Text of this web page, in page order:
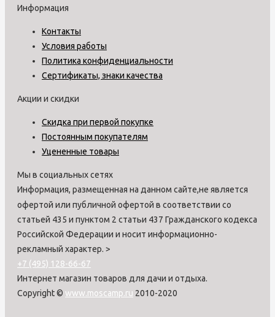
Информация
Контакты
Условия работы
Политика конфиденциальности
Сертификаты, знаки качества
Акции и скидки
Скидка при первой покупке
Постоянным покупателям
Уцененные товары
Мы в социальных сетях
Информация, размещенная на данном сайте,не является
офертой или публичной офертой в соответствии со
статьей 435 и пунктом 2 статьи 437 Гражданского кодекса
Российской Федерации и носит информационно-
рекламный характер. >
+7 (495) 128-66-67
Интернет магазин товаров для дачи и отдыха.
Copyright © www.moscamp.ru 2010-2020